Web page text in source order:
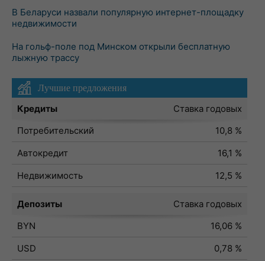
В Беларуси назвали популярную интернет-площадку
недвижимости
На гольф-поле под Минском открыли бесплатную
лыжную трассу
Лучшие предложения
Кредиты
Ставка годовых
Потребительский
10,8 %
Автокредит
16,1 %
Недвижимость
12,5 %
Депозиты
Ставка годовых
BYN
16,06 %
USD
0,78 %